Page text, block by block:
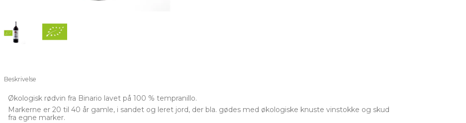
Beskrivelse
Økologisk rødvin fra Binario lavet på 100 % tempranillo.
Markerne er 20 til 40 år gamle, i sandet og leret jord, der bla. gødes med økologiske knuste vinstokke og skud
fra egne marker.